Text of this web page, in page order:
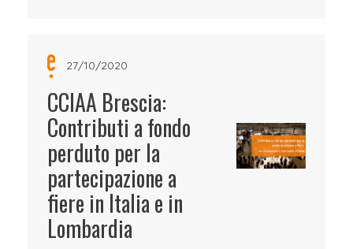
27/10/2020
CCIAA Brescia:
Contributi a fondo
perduto per la
partecipazione a
fiere in Italia e in
Lombardia